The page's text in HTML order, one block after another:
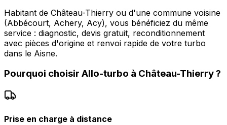
Habitant de Château-Thierry ou d'une commune voisine
(Abbécourt, Achery, Acy), vous bénéficiez du même
service : diagnostic, devis gratuit, reconditionnement
avec pièces d'origine et renvoi rapide de votre turbo
dans le Aisne.
Pourquoi choisir Allo-turbo à Château-Thierry?
Prise en charge à distance